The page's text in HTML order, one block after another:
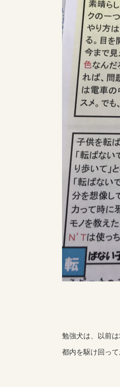
勉強犬は、以前は
都内を駆け回っ